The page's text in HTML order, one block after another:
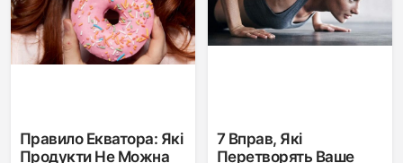
Правило Екватора: Які
Продукти Не Можна
7 Вправ, Які
Перетворять Ваше